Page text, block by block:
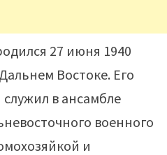
27 июня 1940
Востоке. Его
в ансамбле
военного
и